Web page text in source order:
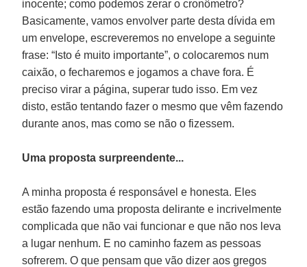
inocente; como podemos zerar o cronômetro?
Basicamente, vamos envolver parte desta dívida em
um envelope, escreveremos no envelope a seguinte
frase: “Isto é muito importante”, o colocaremos num
caixão, o fecharemos e jogamos a chave fora. É
preciso virar a página, superar tudo isso. Em vez
disto, estão tentando fazer o mesmo que vêm fazendo
durante anos, mas como se não o fizessem.
Uma proposta surpreendente...
A minha proposta é responsável e honesta. Eles
estão fazendo uma proposta delirante e incrivelmente
complicada que não vai funcionar e que não nos leva
a lugar nenhum. E no caminho fazem as pessoas
sofrerem. O que pensam que vão dizer aos gregos